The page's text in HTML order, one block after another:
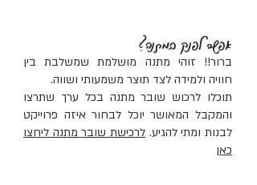
אפשר לפנק במתנה?
ברור!! זוהי מתנה מושלמת שמשלבת בין
חוויה ולמידה לצד תוצר משמעותי ושווה.
תוכלו לרכוש שובר מתנה בכל ערך שתרצו
והמקבל המאושר יוכל לבחור איזה פרוייקט
לבנות ומתי להגיע. לרכישת שובר מתנה ליחצו
כאן